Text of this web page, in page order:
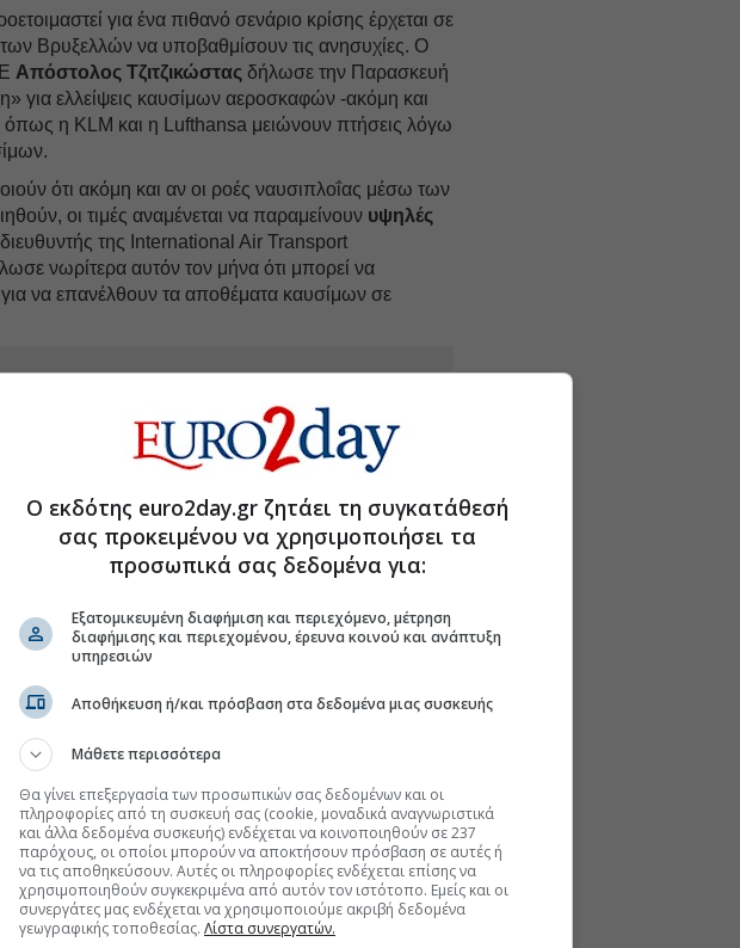
για ένα πιθανό σενάριο κρίσης έρχεται σε
των Βρυξελλών να υποβαθμίσουν τις ανησυχίες. Ο
Απόστολος Τζιτζικώστας δήλωσε την Παρασκευή
για ελλείψεις καυσίμων αεροσκαφών -ακόμη και
όπως η KLM και η Lufthansa μειώνουν πτήσεις λόγω
ότι ακόμη και αν οι ροές ναυσιπλοΐας μέσω των
οι τιμές αναμένεται να παραμείνουν υψηλές
της International Air Transport
νωρίτερα αυτόν τον μήνα ότι μπορεί να
να επανέλθουν τα αποθέματα καυσίμων σε
Google Discover!
εξελίξεις με την υπογραφη εγκυρότητας του Euro2day.gr
FOLLOW US
Ακολουθήστε τη σελίδα τουEuro2day.grστοLinkedin
κατάρρευση Μερτς
2.500 θέσεων εργασίας στους
τα drones πάνω από στρατιωτική βάση
Γερμανίας
Ο εκδότης euro2day.gr ζητάει τη συγκατάθεσή
σας προκειμένου να χρησιμοποιήσει τα
προσωπικά σας δεδομένα για:
Εξατομικευμένη διαφήμιση και περιεχόμενο, μέτρηση
διαφήμισης και περιεχομένου, έρευνα κοινού και ανάπτυξη
υπηρεσιών
Αποθήκευση ή/και πρόσβαση στα δεδομένα μιας συσκευής
Μάθετε περισσότερα
Θα γίνει επεξεργασία των προσωπικών σας δεδομένων και οι
πληροφορίες από τη συσκευή σας (cookie, μοναδικά αναγνωριστικά
και άλλα δεδομένα συσκευής) ενδέχεται να κοινοποιηθούν σε 237
παρόχους, οι οποίοι μπορούν να αποκτήσουν πρόσβαση σε αυτές ή
να τις αποθηκεύσουν. Αυτές οι πληροφορίες ενδέχεται επίσης να
χρησιμοποιηθούν συγκεκριμένα από αυτόν τον ιστότοπο. Εμείς και οι
συνεργάτες μας ενδέχεται να χρησιμοποιούμε ακριβή δεδομένα
γεωγραφικής τοποθεσίας. Λίστα συνεργατών.